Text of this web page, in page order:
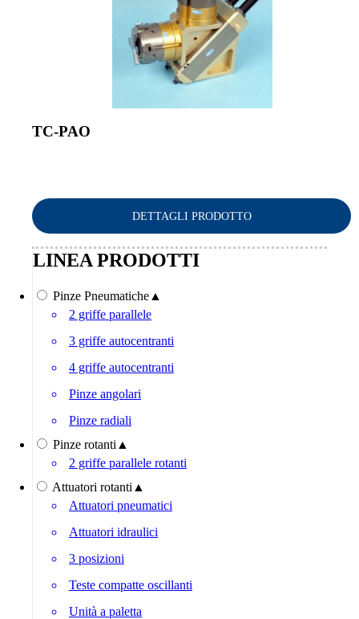
TC-PAO
DETTAGLI PRODOTTO
LINEA PRODOTTI
Pinze Pneumatiche ▲
2 griffe parallele
3 griffe autocentranti
4 griffe autocentranti
Pinze angolari
Pinze radiali
Pinze rotanti ▲
2 griffe parallele rotanti
Attuatori rotanti ▲
Attuatori pneumatici
Attuatori idraulici
3 posizioni
Teste compatte oscillanti
Unità a paletta